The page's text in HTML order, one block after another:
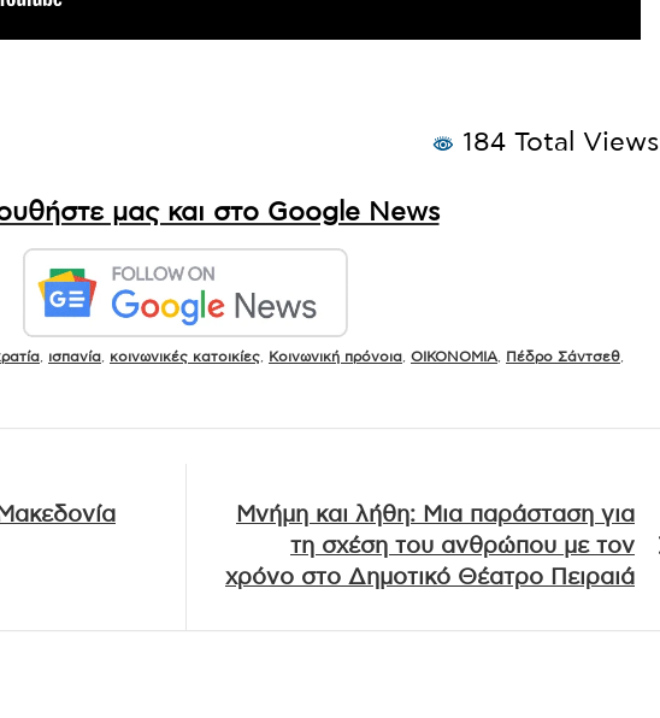
184 Total Views
μας και στο Google News
ισπανία κοινωνικές κατοικίες Κοινωνική πρόνοια ΟΙΚΟΝΟΜΙΑ Πέδρο Σάντσεθ
Μνήμη και λήθη: Μια παράσταση για
τη σχέση του ανθρώπου με τον
χρόνο στο Δημοτικό Θέατρο Πειραιά